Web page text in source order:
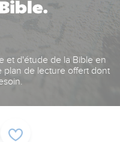
et d'étude de la Bible en
plan de lecture offert dont